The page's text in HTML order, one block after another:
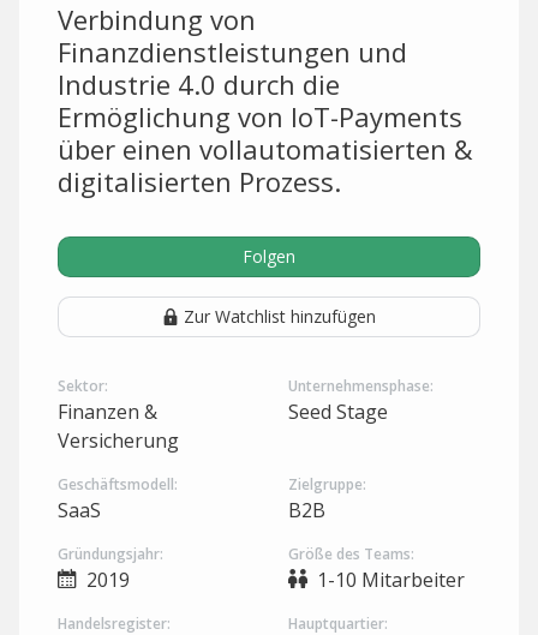
Verbindung von
Finanzdienstleistungen und
Industrie 4.0 durch die
Ermöglichung von IoT-Payments
über einen vollautomatisierten &
digitalisierten Prozess.
Folgen
Zur Watchlist hinzufügen
Sektor:
Finanzen &
Versicherung
Unternehmensphase:
Seed Stage
Geschäftsmodell:
SaaS
Zielgruppe:
B2B
Gründungsjahr:
2019
Größe des Teams:
1-10 Mitarbeiter
Handelsregister: Hauptquartier: